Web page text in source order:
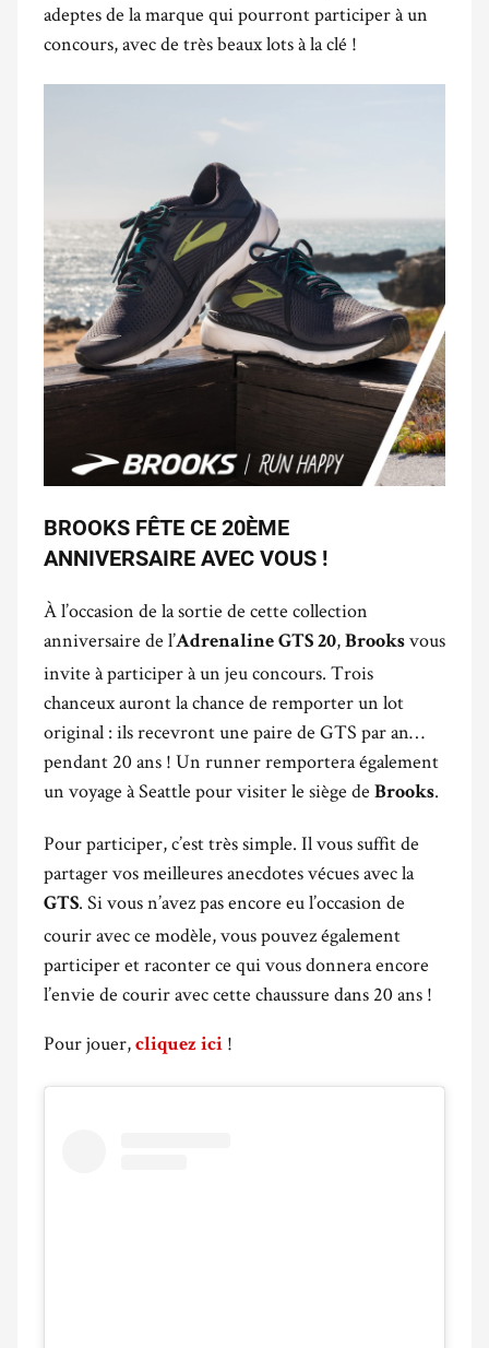
adeptes de la marque qui pourront participer à un
concours, avec de très beaux lots à la clé !
BROOKS FÊTE CE 20ÈME
ANNIVERSAIRE AVEC VOUS !
À l’occasion de la sortie de cette collection
anniversaire de l’Adrenaline GTS 20, Brooks vous
invite à participer à un jeu concours. Trois
chanceux auront la chance de remporter un lot
original : ils recevront une paire de GTS par an…
pendant 20 ans ! Un runner remportera également
un voyage à Seattle pour visiter le siège de Brooks.
Pour participer, c’est très simple. Il vous suffit de
partager vos meilleures anecdotes vécues avec la
GTS. Si vous n’avez pas encore eu l’occasion de
courir avec ce modèle, vous pouvez également
participer et raconter ce qui vous donnera encore
l’envie de courir avec cette chaussure dans 20 ans !
Pour jouer, cliquez ici !